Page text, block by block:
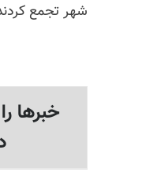
شهر تجمع
خبرها